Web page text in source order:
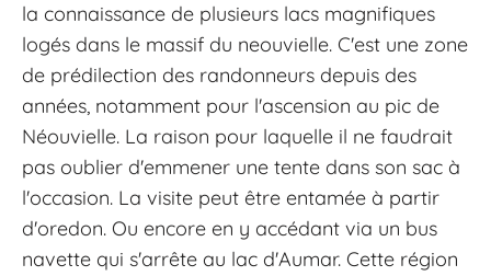
la connaissance de plusieurs lacs magnifiques
logés dans le massif du neouvielle. C'est une zone
de prédilection des randonneurs depuis des
années, notamment pour l'ascension au pic de
Néouvielle. La raison pour laquelle il ne faudrait
pas oublier d'emmener une tente dans son sac à
l'occasion. La visite peut être entamée à partir
d'oredon. Ou encore en y accédant via un bus
navette qui s'arrête au lac d'Aumar. Cette région